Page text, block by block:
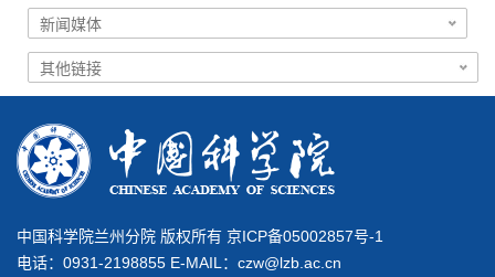
中国科学院兰州分院 版权所有 京ICP备05002857号-1
电话：0931-2198855 E-MAIL： czw@lzb.ac.cn